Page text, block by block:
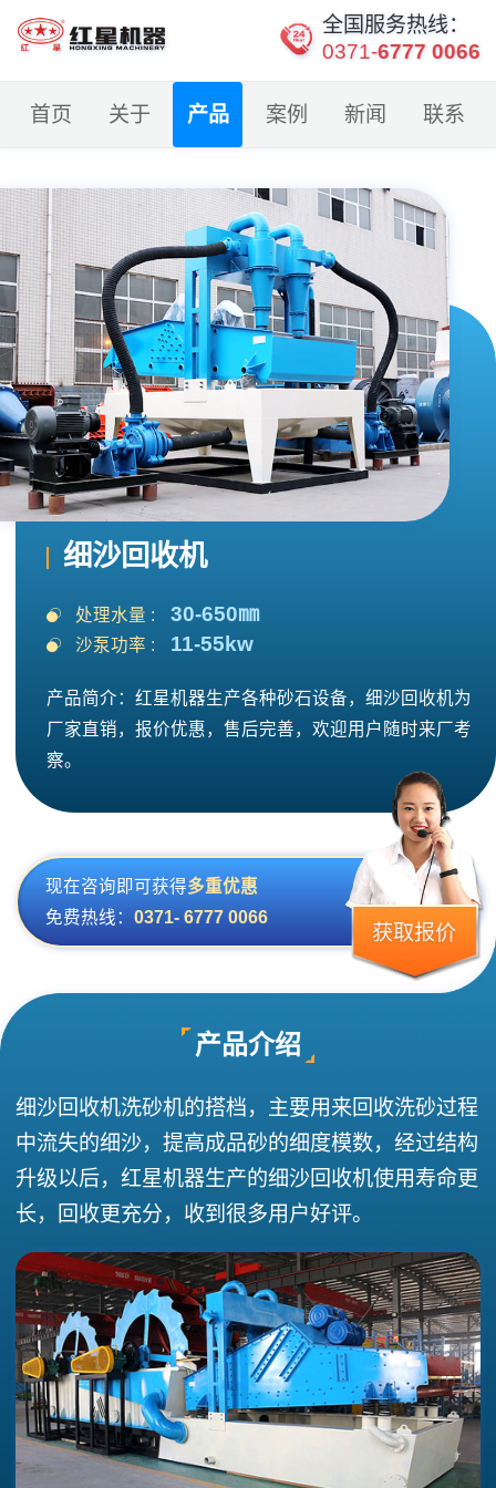
全国服务热线：
0371-6777 0066
首页 关于 产品 案例 新闻 联系
细沙回收机
处理水量 : 30-650㎜
沙泵功率 : 11-55kw
产品简介：红星机器生产各种砂石设备，细沙回收机为
厂家直销，报价优惠，售后完善，欢迎用户随时来厂考
察。
现在咨询即可获得多重优惠
免费热线：0371- 6777 0066
获取报价
产品介绍
细沙回收机洗砂机的搭档，主要用来回收洗砂过程
中流失的细沙，提高成品砂的细度模数，经过结构
升级以后，红星机器生产的细沙回收机使用寿命更
长，回收更充分，收到很多用户好评。